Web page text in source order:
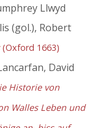
Llwyd
(gol.), Robert
(Oxford 1663)
David
Historie von
Walles Leben und